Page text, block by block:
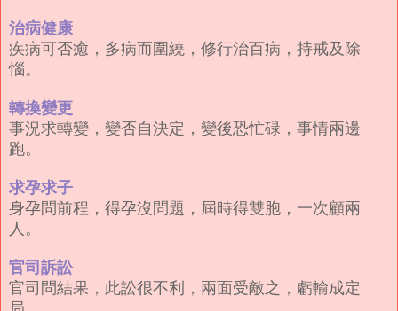
治病健康
疾病可否癒，多病而圍繞，修行治百病，持戒及除
惱。
轉換變更
事況求轉變，變否自決定，變後恐忙碌，事情兩邊
跑。
求孕求子
身孕問前程，得孕沒問題，屆時得雙胞，一次顧兩
人。
官司訴訟
官司問結果，此訟很不利，兩面受敵之，虧輸成定